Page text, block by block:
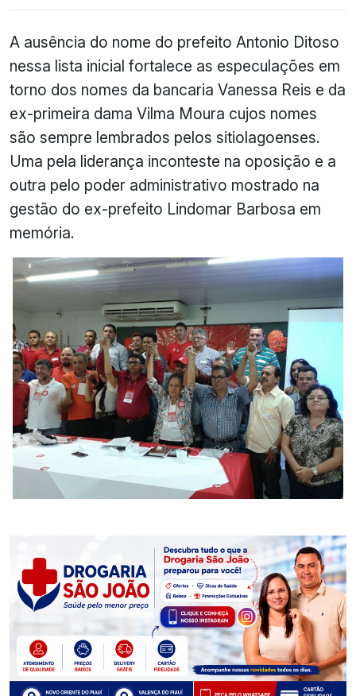
A ausência do nome do prefeito Antonio Ditoso
nessa lista inicial fortalece as especulações em
torno dos nomes da bancaria Vanessa Reis e da
ex-primeira dama Vilma Moura cujos nomes
são sempre lembrados pelos sitiolagoenses.
Uma pela liderança inconteste na oposição e a
outra pelo poder administrativo mostrado na
gestão do ex-prefeito Lindomar Barbosa em
memória.